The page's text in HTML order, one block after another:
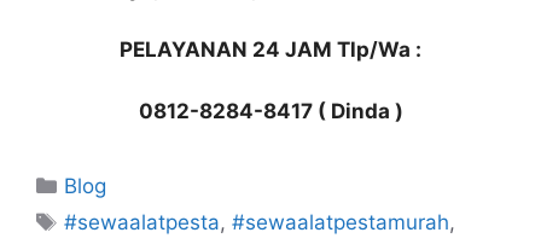
PELAYANAN 24 JAM Tlp/Wa :
0812-8284-8417 ( Dinda )
Kategori
Blog
Tag
#sewaalatpesta,#sewaalatpestamurah,